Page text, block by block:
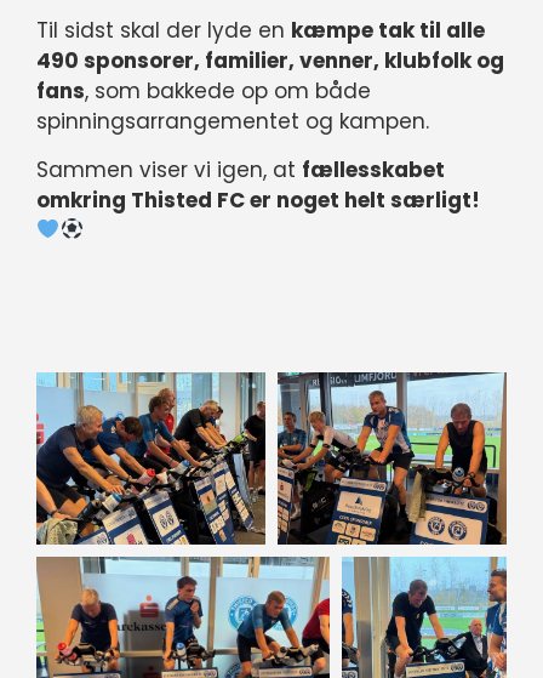
Til sidst skal der lyde en kæmpe tak til alle
490 sponsorer, familier, venner, klubfolk og
fans, som bakkede op om både
spinningsarrangementet og kampen.
Sammen viser vi igen, at fællesskabet
omkring Thisted FC er noget helt særligt!